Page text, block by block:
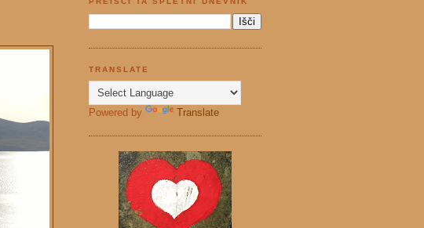
TRANSLATE
Powered by Translate